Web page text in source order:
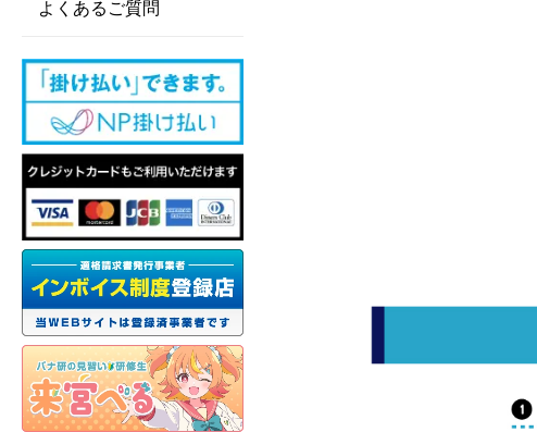
よくあるご質問